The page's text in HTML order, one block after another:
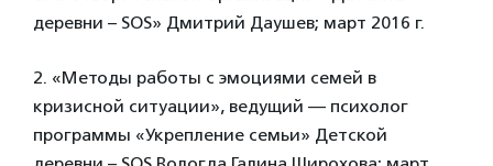
деревни – SOS» Дмитрий Даушев; март 2016 г.
2. «Методы работы с эмоциями семей в
кризисной ситуации», ведущий — психолог
программы «Укрепление семьи» Детской